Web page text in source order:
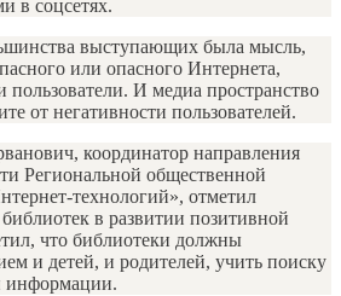
в соцсетях.
выступающих была мысль,
или опасного Интернета,
И медиа пространство
от негативности пользователей.
координатор направления
Региональной общественной
технологий», отметил
в развитии позитивной
что библиотеки должны
и детей, и родителей, учить поиску
информации.